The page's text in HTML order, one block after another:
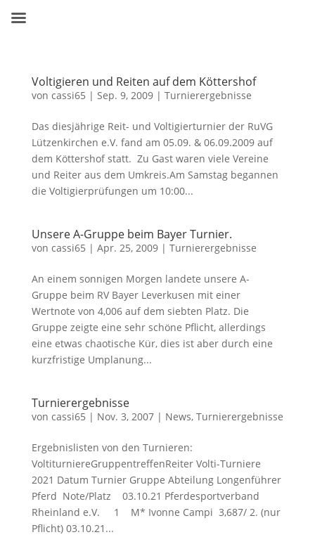
Voltigieren und Reiten auf dem Köttershof
von cassi65 | Sep. 9, 2009| Turnierergebnisse
Das diesjährige Reit- und Voltigierturnier der RuVG
Lützenkirchen e.V. fand am 05.09. & 06.09.2009 auf
dem Köttershof statt. Zu Gast waren viele Vereine
und Reiter aus dem Umkreis.Am Samstag begannen
die Voltigierprüfungen um 10:00...
Unsere A-Gruppe beim Bayer Turnier.
von cassi65 | Apr. 25, 2009| Turnierergebnisse
An einem sonnigen Morgen landete unsere A-
Gruppe beim RV Bayer Leverkusen mit einer
Wertnote von 4,006 auf dem siebten Platz. Die
Gruppe zeigte eine sehr schöne Pflicht, allerdings
eine etwas chaotische Kür, dies ist aber durch eine
kurzfristige Umplanung...
Turnierergebnisse
von cassi65 | Nov. 3, 2007| News, Turnierergebnisse
Ergebnislisten von den Turnieren:
VoltiturniereGruppentreffenReiter Volti-Turniere
2021 Datum Turnier Gruppe Abteilung Longenführer
Pferd Note/Platz 03.10.21 Pferdesportverband
Rheinland e.V. 1 M* Ivonne Campi 3,687/ 2. (nur
Pflicht) 03.10.21...